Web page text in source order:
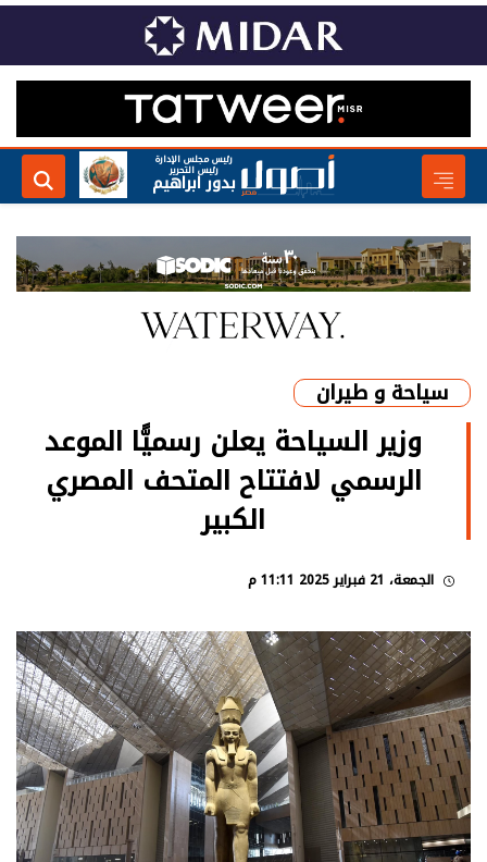
رئيس مجلس الإدارة
رئيس التحرير
بدور ابراهيم
سياحة و طيران
وزير السياحة يعلن رسميًّا الموعد
الرسمي لافتتاح المتحف المصري
الكبير
الجمعة، 21 فبراير 2025 11:11 م